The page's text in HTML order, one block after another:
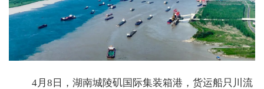
4月8日，湖南城陵矶国际集装箱港，货运船只川流